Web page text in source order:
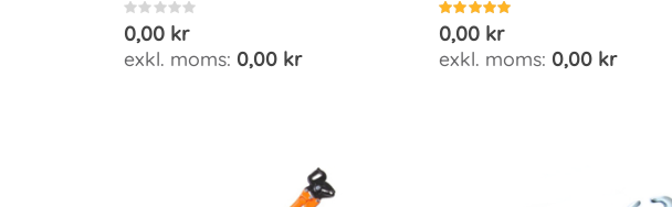
Rating:
0%
0,00 kr
0,00 kr
Betyg:
100%
0,00 kr
0,00 kr